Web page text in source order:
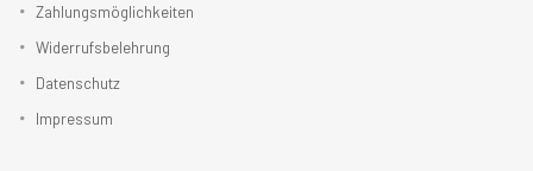
Zahlungsmöglichkeiten
Widerrufsbelehrung
Datenschutz
Impressum